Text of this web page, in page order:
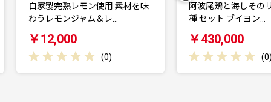
阿波尾鶏と海しそのリゾット 2
種 セット ブイヨン…
￥430,000
阿波尾鶏と海し
食 セット 生クリ…
￥220,000